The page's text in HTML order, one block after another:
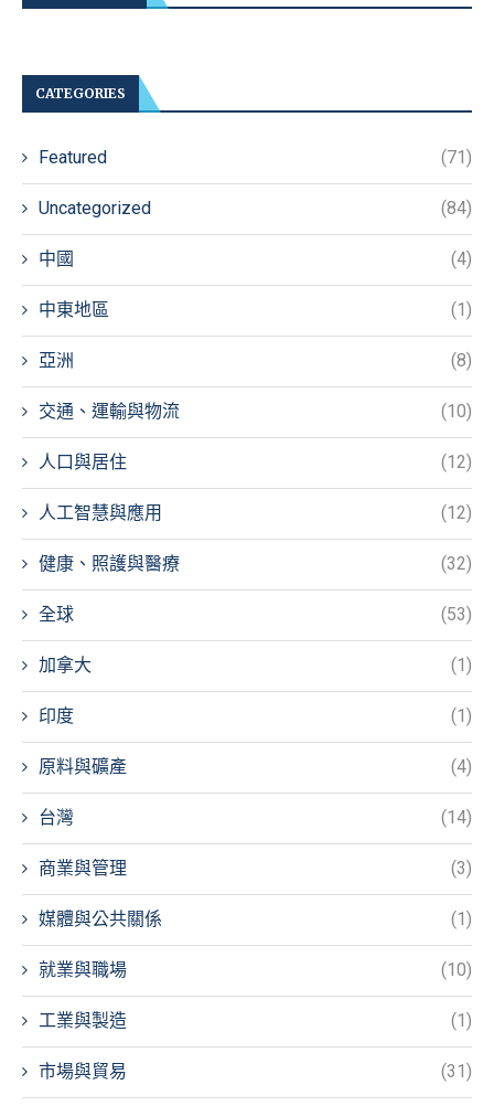
CATEGORIES
Featured (71)
Uncategorized (84)
中國 (4)
中東地區 (1)
亞洲 (8)
交通、運輸與物流 (10)
人口與居住 (12)
人工智慧與應用 (12)
健康、照護與醫療 (32)
全球 (53)
加拿大 (1)
印度 (1)
原料與礦產 (4)
台灣 (14)
商業與管理 (3)
媒體與公共關係 (1)
就業與職場 (10)
工業與製造 (1)
市場與貿易 (31)